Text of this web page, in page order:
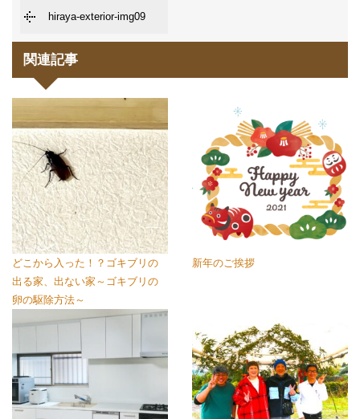
hiraya-exterior-img09
関連記事
どこから入った！？ゴキブリの
出る家、出ない家～ゴキブリの
卵の駆除方法～
新年のご挨拶